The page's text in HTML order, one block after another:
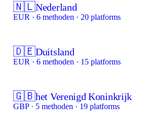
🇳🇱Nederland
EUR · 6 methoden · 20 platforms
🇩🇪Duitsland
EUR · 6 methoden · 15 platforms
🇬🇧het Verenigd Koninkrijk
GBP · 5 methoden · 19 platforms